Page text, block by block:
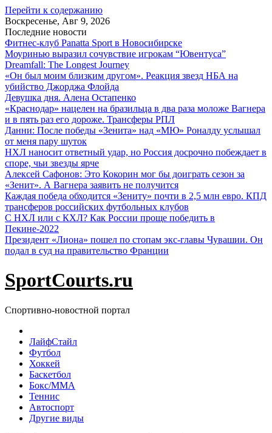
Перейти к содержанию
Воскресенье, Авг 9, 2026
Последние новости
Фитнес-клуб Panatta Sport в Новосибирске
Моуринью выразил сочувствие игрокам “Ювентуса”
Dreamfall: The Longest Journey
«Он был моим близким другом». Реакция звезд НБА на
убийство Джорджа Флойда
Девушка дня. Алена Остапенко
«Краснодар» нацелен на бразильца в два раза моложе Вагнера
и в пять раз его дороже. Трансферы РПЛ
Данни: После победы «Зенита» над «МЮ» Роналду услышал
от меня пару шуток
НХЛ наносит ответный удар, но Россия досрочно побеждает в
споре, чьи звезды ярче
Алексей Сафонов: Это Кокорин мог бы доиграть сезон за
«Зенит». А Вагнера заявить не получится
Каждая победа обходится «Зениту» почти в 2,5 млн евро. КПД
трансферов российских футбольных клубов
С НХЛ или с КХЛ? Как России проще победить в
Пекине-2022
Президент «Лиона» пошел по стопам экс-главы Чувашии. Он
подал в суд на правительство Франции
SportCourts.ru
Спортивно-новостной портал
ЛайфСтайл
Футбол
Хоккей
Баскетбол
Бокс/MMA
Теннис
Автоспорт
Другие виды